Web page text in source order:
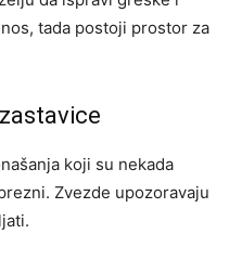
tada postoji prostor za
koji su nekada
Zvezde upozoravaju